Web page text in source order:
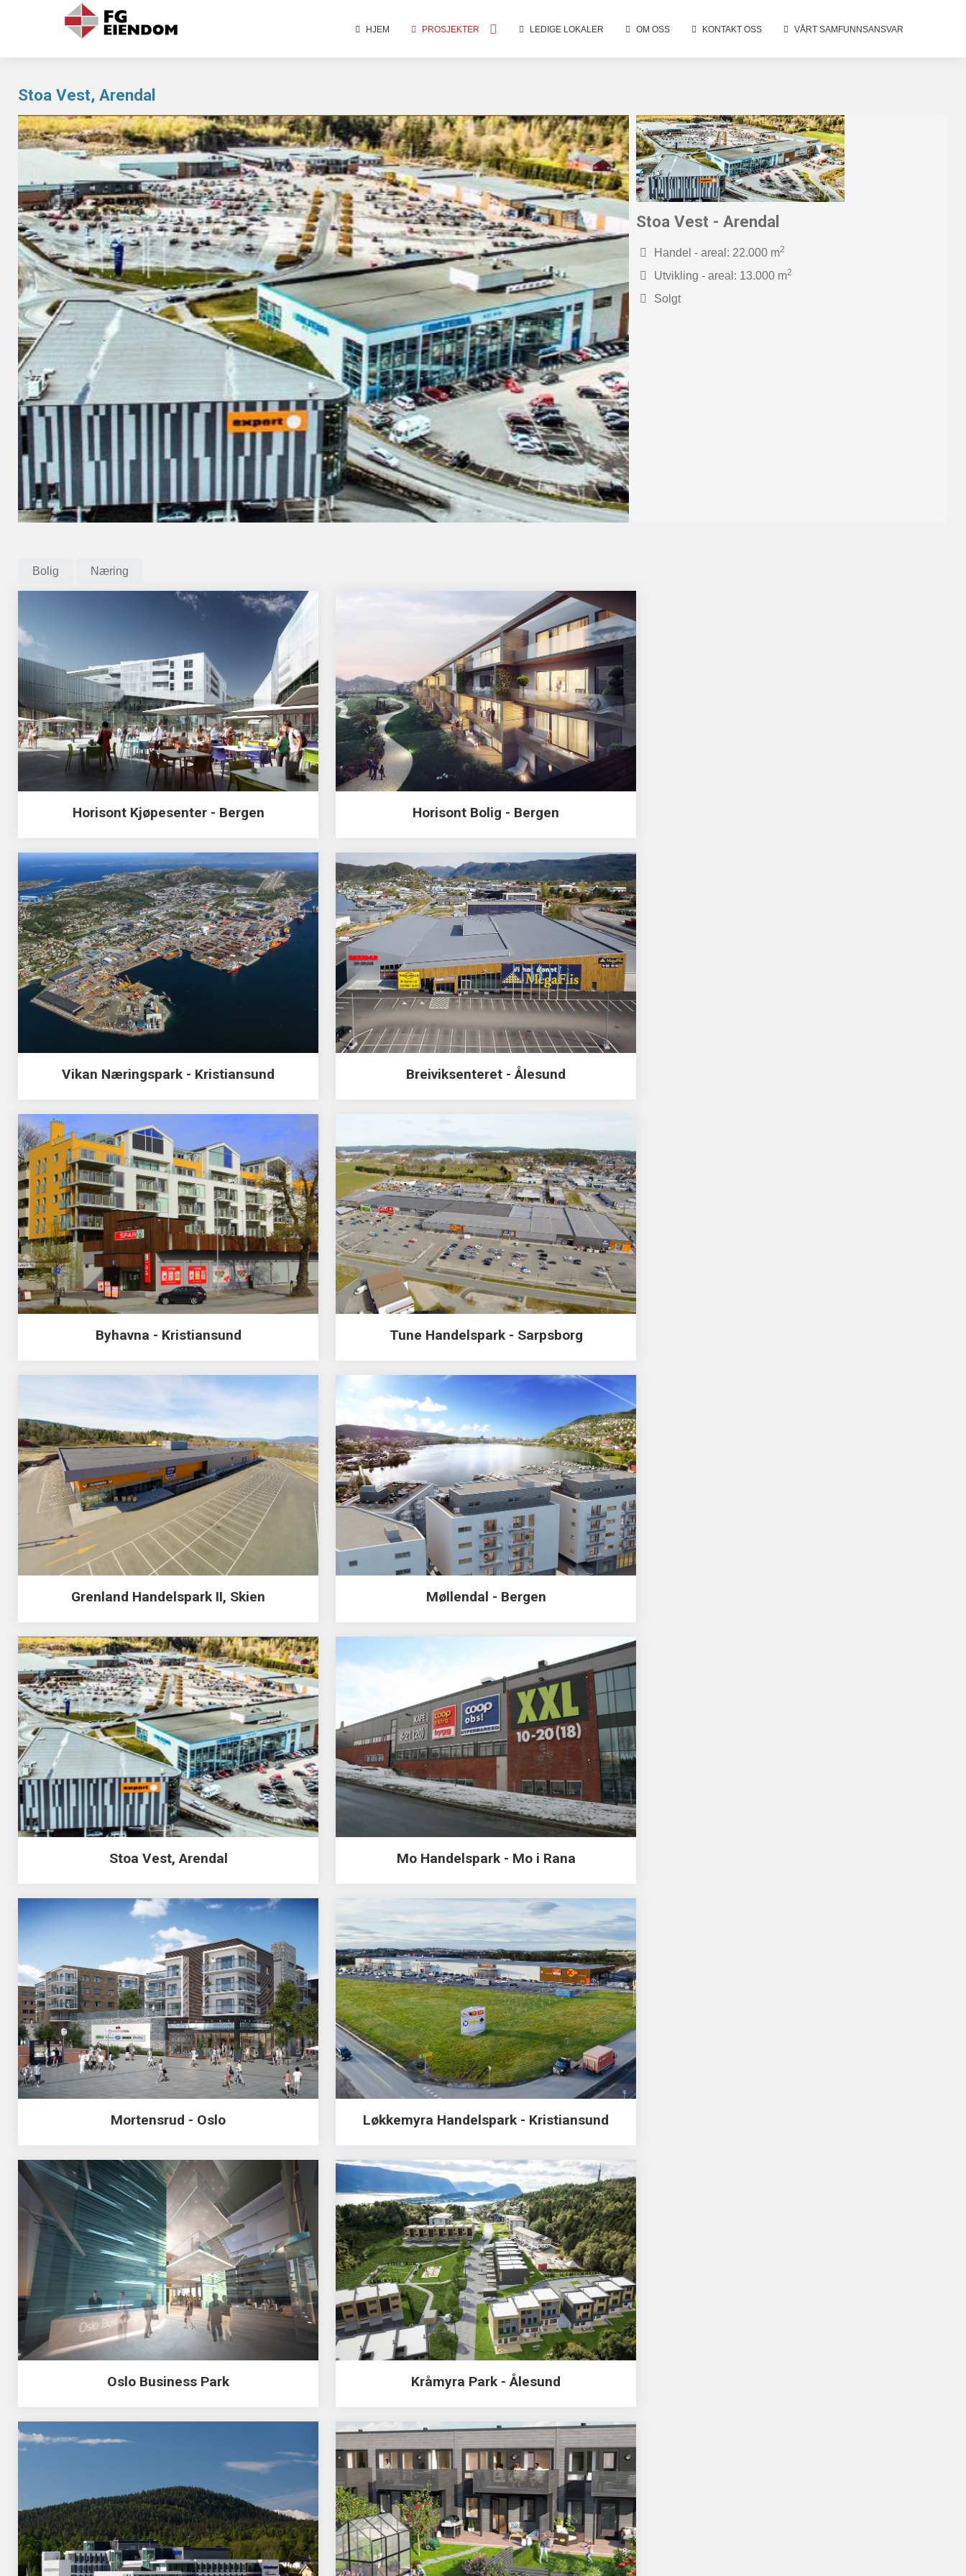
HJEM PROSJEKTER LEDIGE LOKALER OM OSS KONTAKT OSS VÅRT SAMFUNNSANSVAR
Stoa Vest, Arendal
Stoa Vest - Arendal
Handel - areal: 22.000 m2
Utvikling - areal: 13.000 m2
Solgt
Bolig Næring
Horisont Kjøpesenter - Bergen Horisont Bolig - Bergen
Vikan Næringspark - Kristiansund Breiviksenteret - Ålesund
Byhavna - Kristiansund Tune Handelspark - Sarpsborg
Grenland Handelspark II, Skien Møllendal - Bergen
Stoa Vest, Arendal Mo Handelspark - Mo i Rana
Mortensrud - Oslo Løkkemyra Handelspark - Kristiansund
Oslo Business Park Kråmyra Park - Ålesund